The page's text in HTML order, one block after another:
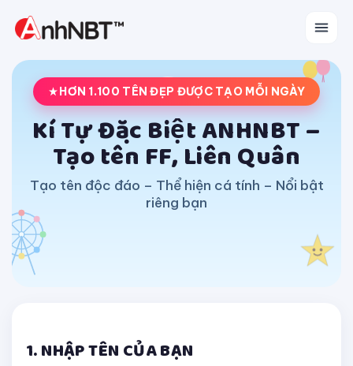
HƠN 1.100 TÊN ĐẸP ĐƯỢC TẠO MỖI NGÀY
Kí Tự Đặc Biệt ANHNBT –
Tạo tên FF, Liên Quân
Tạo tên độc đáo – Thể hiện cá tính – Nổi bật
riêng bạn
1. NHẬP TÊN CỦA BẠN